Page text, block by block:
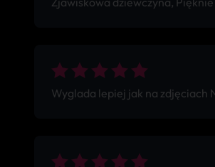
Wyglada lepiej jak na zdjęciach